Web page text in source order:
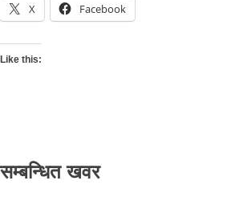
X Facebook
Like this:
सम्बन्धित खवर